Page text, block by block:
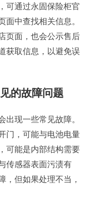
可通过永固保险柜官
面中查找相关信息。
页面，也会公示售后
获取信息，以避免误
的故障问题
出现一些常见故障。
门，可能与电池电量
可能是内部结构需要
传感器表面污渍有
，但如果处理不当，